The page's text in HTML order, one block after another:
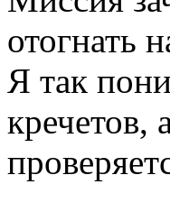
отогнать
Я так
кречетов,